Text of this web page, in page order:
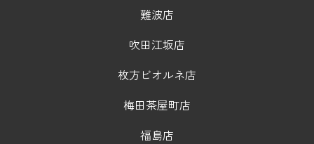
難波店
吹田江坂店
枚方ビオルネ店
梅田茶屋町店
福島店